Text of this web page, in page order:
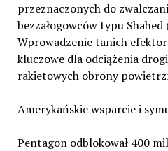
przeznaczonych do
bezzałogowców typu Shahed
Wprowadzenie tanich
kluczowe dla odciążenia
rakietowych obrony
Amerykańskie wsparcie i
Pentagon odblokował 400